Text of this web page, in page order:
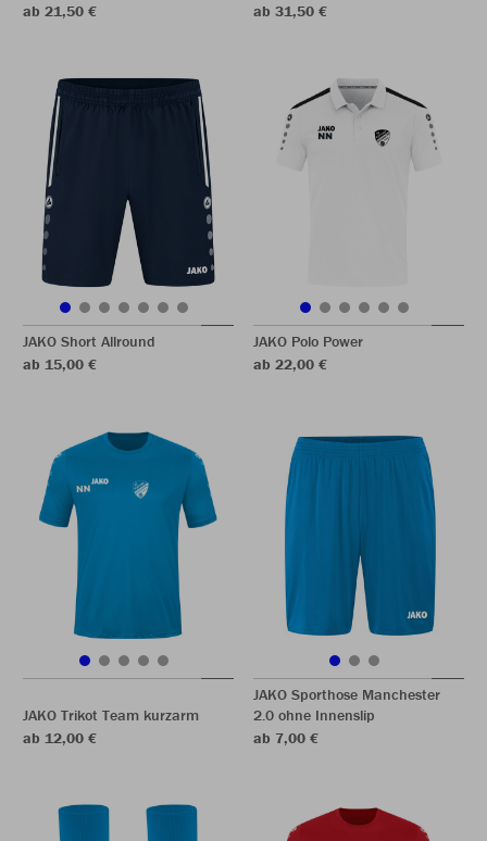
ab 21,50 €
ab 31,50 €
JAKO Short Allround
ab 15,00 €
JAKO Polo Power
ab 22,00 €
JAKO Trikot Team kurzarm
ab 12,00 €
JAKO Sporthose Manchester
2.0 ohne Innenslip
ab 7,00 €